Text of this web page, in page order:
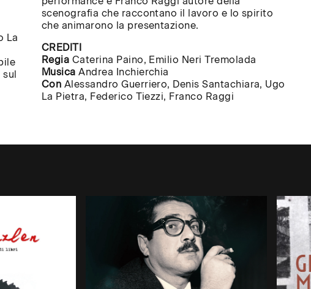
La
scenografia che raccontano il lavoro e lo spirito
che animarono la presentazione.
CREDITI
Regia Caterina Paino, Emilio Neri Tremolada
MusicaAndrea Inchierchia
Con Alessandro Guerriero, Denis Santachiara, Ugo
La Pietra, Federico Tiezzi, Franco Raggi
✕CHIUDI
/